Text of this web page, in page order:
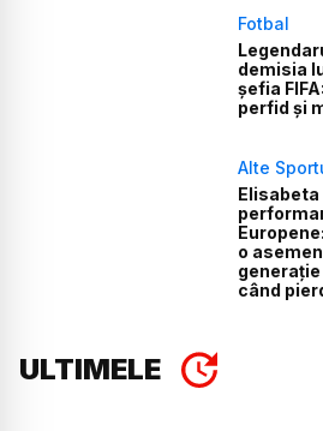
Fotbal
demisia
șefia
perfid și
Alte
Elisabeta
o
când
ULTIMELE